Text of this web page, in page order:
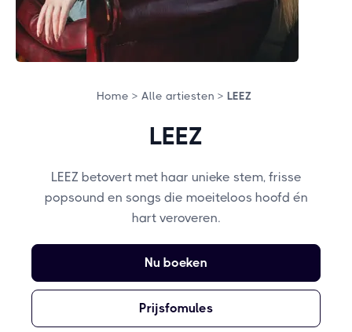
Home > Alle artiesten > LEEZ
LEEZ
LEEZ betovert met haar unieke stem, frisse
popsound en songs die moeiteloos hoofd én
hart veroveren.
Nu boeken
Prijsfomules